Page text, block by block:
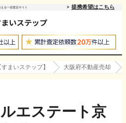
る一括査定サイト 提携希望はこちら
まいステップ】 大阪府不動産売却
エステート京